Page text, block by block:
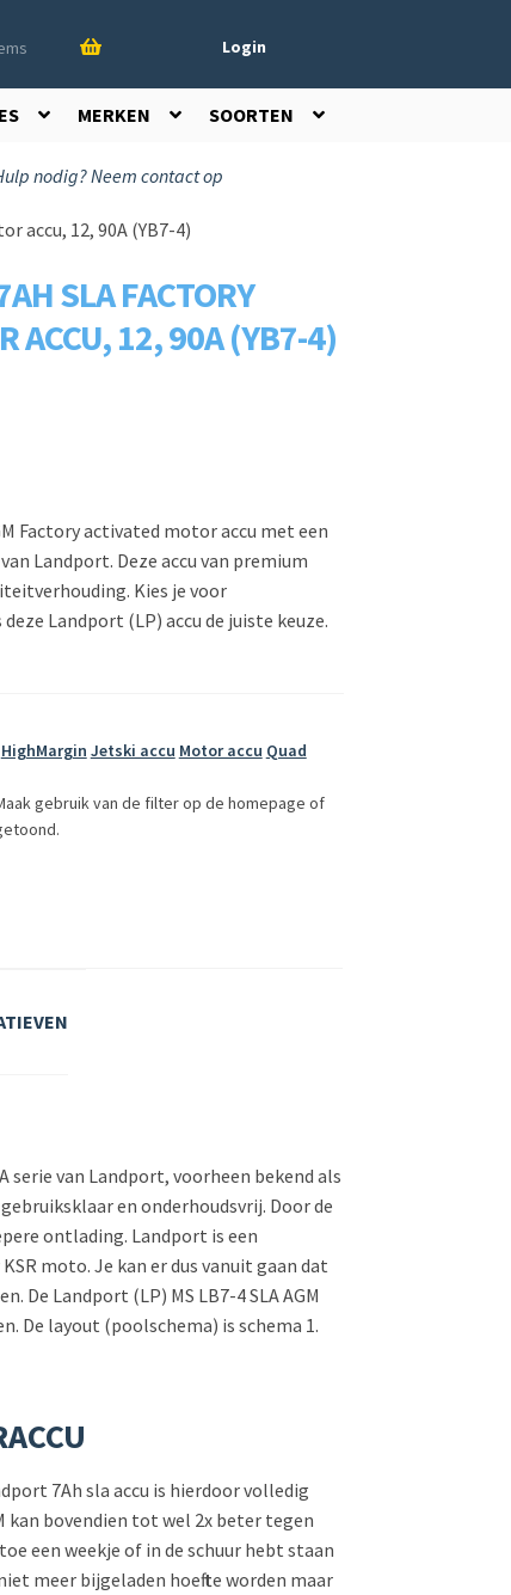
MERKEN SOORTEN
nodig? Neem contact op
accu, 12, 90A (YB7-4)
SLA FACTORY
ACCU, 12, 90A (YB7-4)
Factory activated motor accu met een
Landport. Deze accu van premium
Kies je voor
Landport (LP) accu de juiste keuze.
HighMargin Jetski accu Motor accu Quad
gebruik van de filter op de homepage of
serie van Landport, voorheen bekend als
en onderhoudsvrij. Door de
ontlading. Landport is een
moto. Je kan er dus vanuit gaan dat
Landport (LP) MS LB7-4 SLA AGM
De layout (poolschema) is schema 1.
7Ah sla accu is hierdoor volledig
kan bovendien tot wel 2x beter tegen
een weekje of in de schuur hebt staan
meer bijgeladen hoeft te worden maar
Login